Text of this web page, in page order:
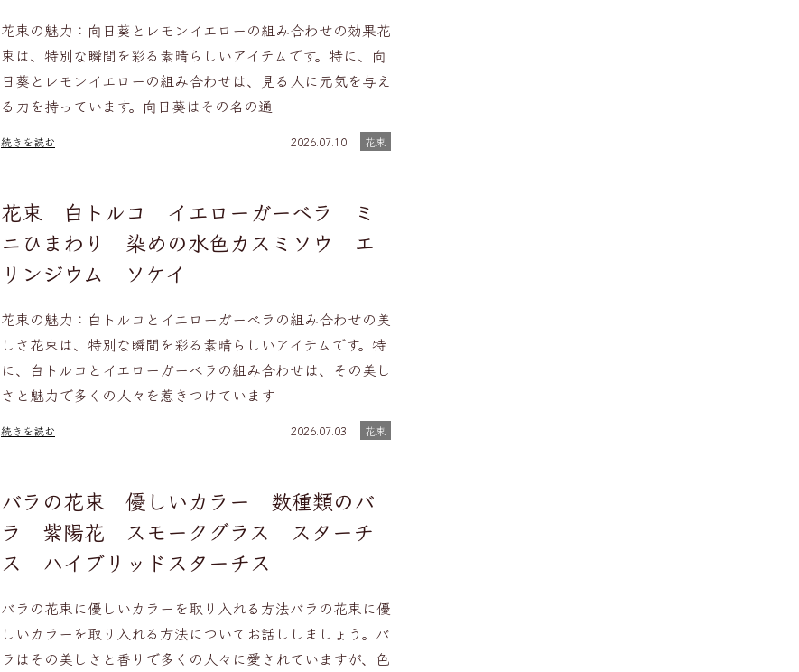
花束の魅力：向日葵とレモンイエローの組み合わせの効果花
束は、特別な瞬間を彩る素晴らしいアイテムです。特に、向
日葵とレモンイエローの組み合わせは、見る人に元気を与え
る力を持っています。向日葵はその名の通
続きを読む 2026.07.10 花束
花束 白トルコ イエローガーベラ ミ
ニひまわり 染めの水色カスミソウ エ
リンジウム ソケイ
花束の魅力：白トルコとイエローガーベラの組み合わせの美
しさ花束は、特別な瞬間を彩る素晴らしいアイテムです。特
に、白トルコとイエローガーベラの組み合わせは、その美し
さと魅力で多くの人々を惹きつけています
続きを読む 2026.07.03 花束
バラの花束 優しいカラー 数種類のバ
ラ 紫陽花 スモークグラス スターチ
ス ハイブリッドスターチス
バラの花束に優しいカラーを取り入れる方法バラの花束に優
しいカラーを取り入れる方法についてお話ししましょう。バ
ラはその美しさと香りで多くの人々に愛されていますが、色